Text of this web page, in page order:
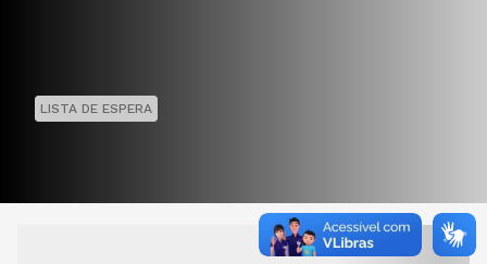
LISTA DE ESPERA